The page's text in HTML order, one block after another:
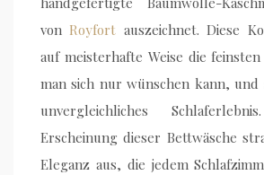
von Royfort auszeichnet. Diese
auf meisterhafte Weise die
man sich nur wünschen kann,
unvergleichliches
Erscheinung dieser Bettwäsche
Eleganz aus, die jedem